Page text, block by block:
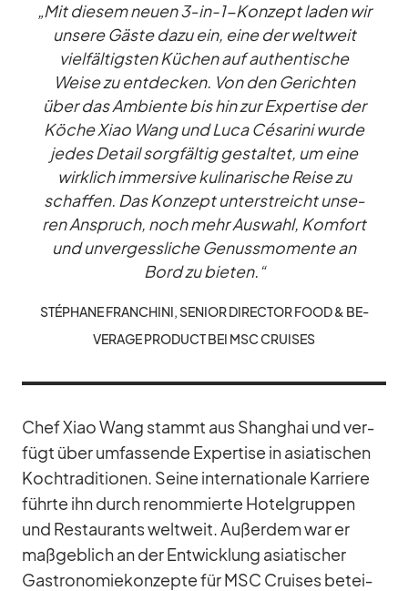
„Mit die­sem neuen 3‑in-1-Kon­zept la­den wir
un­sere Gäste dazu ein, eine der welt­weit
viel­fäl­tigs­ten Kü­chen auf au­then­ti­sche
Weise zu ent­de­cken. Von den Ge­rich­ten
über das Am­bi­ente bis hin zur Ex­per­tise der
Kö­che Xiao Wang und Luca Cé­sa­rini wurde
je­des De­tail sorg­fäl­tig ge­stal­tet, um eine
wirk­lich im­mersive ku­li­na­ri­sche Reise zu
schaf­fen. Das Kon­zept un­ter­streicht un­se­
ren An­spruch, noch mehr Aus­wahl, Kom­fort
und un­ver­gess­li­che Ge­nuss­mo­mente an
Bord zu bie­ten.“
STÉ­PHANE FRAN­CHINI, SE­NIOR DI­REC­TOR FOOD & BE­
VERAGE PRO­DUCT BEI MSC CRUI­SES
Chef Xiao Wang stammt aus Shang­hai und ver­
fügt über um­fas­sende Ex­per­tise in asia­ti­schen
Koch­tra­di­tio­nen. Seine in­ter­na­tio­nale Kar­riere
führte ihn durch re­nom­mierte Ho­tel­grup­pen
und Re­stau­rants welt­weit. Au­ßer­dem war er
maß­geb­lich an der Ent­wick­lung asia­ti­scher
Gas­tro­no­mie­kon­zepte für MSC Crui­ses be­tei­